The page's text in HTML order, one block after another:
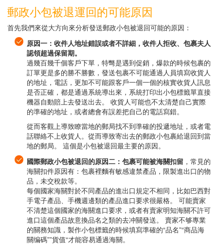
郵政小包被退運回的可能原因
首先我們來從大方向來分析發送郵政小包被退回可能的原因：
原因一：收件人地址錯誤或者不詳細，收件人拒收、包裹夫人
認領超過保留期。
過幾百幾千個客戶下單，特彆是遇到促銷，爆款的時候包裹的
訂單更是多的勝不勝數，發送包裹不可能通過人員填寫收貨人
的地址，電話，更加不可能跟客戶一個一個的核實收貨人訊息
是否正確，都是通過系統導出來，系統打印出小包標籤單直接
機器自動賠上去發送出去。 收貨人可能也不太清楚自己實際
的準確的地址，或者總會有誤差把自己的電話寫錯。
從而客觀上導致瞭當地的郵局找不到準確的投遞地址，或者電
話聯絡不上收貨人。從而導致寄出去的郵政小包裹給退回到當
地的郵局。 這個是小包被退回最主要的原因。
國際郵政小包被退回的原因二：包裹可能被海關扣留 ，常見的
海關扣件原因有：包裹裡麵有敏感違禁產品，限製進出口的物
品，未交稅款等。
每個國家海關對於不同產品的進出口規定不相同，比如巴西對
手電子產品、手機週邊類的產品進口要求很嚴格。 可能賣家
不清楚這個國家的海關進口要求，或者有賣家明知海關不許可
進口這個產品故意換品名之類的去冲關發送。 賣家不够專業
的關務知識，製作小包標籤的時候填寫準確的“品名”“商品海
關编碼””貨值“才能容易通過海關。